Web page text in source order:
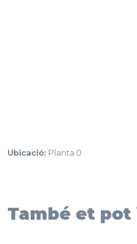
Ubicació: Planta 0
També et